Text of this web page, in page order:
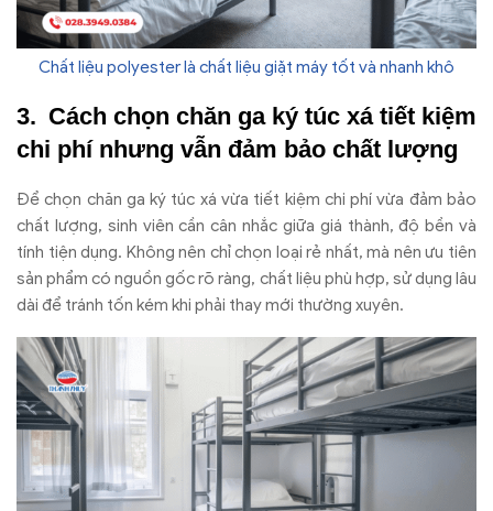
Chất liệu polyester là chất liệu giặt máy tốt và nhanh khô
Cách chọn chăn ga ký túc xá tiết kiệm
chi phí nhưng vẫn đảm bảo chất lượng
Để chọn chăn ga ký túc xá vừa tiết kiệm chi phí vừa đảm bảo
chất lượng, sinh viên cần cân nhắc giữa giá thành,độ bền và
tính tiện dụng. Không nên chỉ chọn loại rẻ nhất, mà nênưu tiên
sản phẩm có nguồn gốc rõ ràng, chất liệu phù hợp, sử dụng lâu
dài để tránh tốn kém khi phải thay mới thường xuyên.